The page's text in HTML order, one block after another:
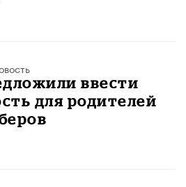
ввести
для родителей